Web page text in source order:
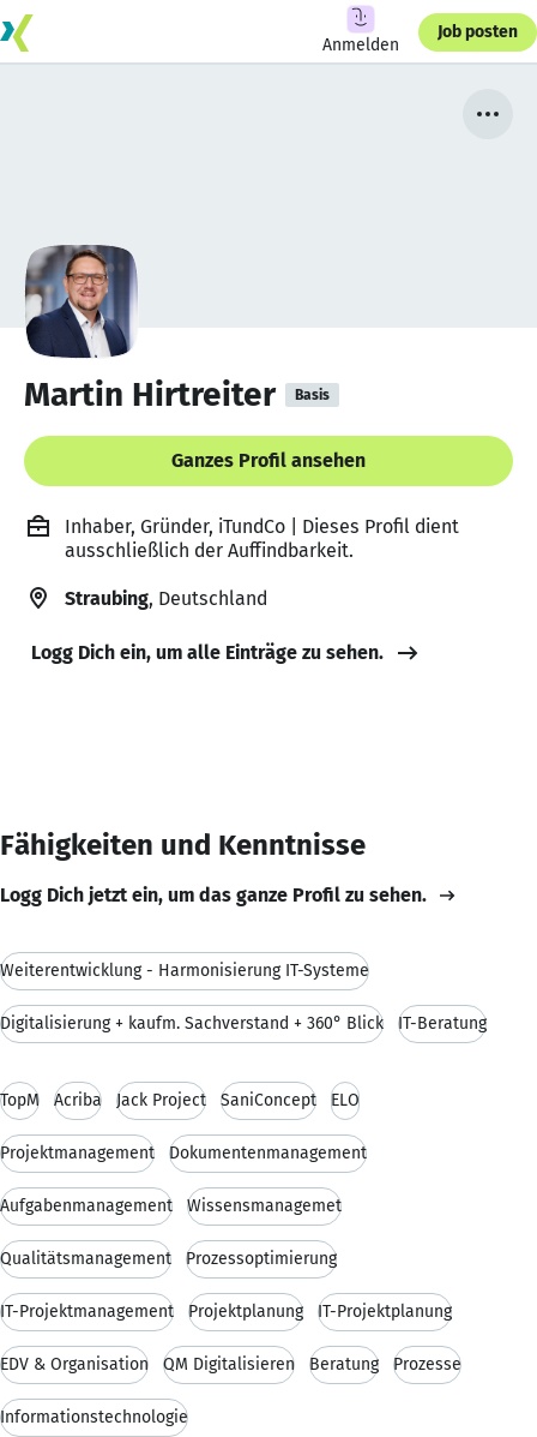
Anmelden
Job posten
Martin Hirtreiter Basis
Ganzes Profil ansehen
Inhaber, Gründer, iTundCo | Dieses Profil dient
ausschließlich der Auffindbarkeit.
Straubing, Deutschland
Logg Dich ein, um alle Einträge zu sehen.
Fähigkeiten und Kenntnisse
Logg Dich jetzt ein, um das ganze Profil zu sehen.
Weiterentwicklung - Harmonisierung IT-Systeme
Digitalisierung + kaufm. Sachverstand + 360° Blick IT-Beratung
TopM Acriba Jack Project SaniConcept ELO
Projektmanagement Dokumentenmanagement
Aufgabenmanagement Wissensmanagemet
Qualitätsmanagement Prozessoptimierung
IT-Projektmanagement Projektplanung IT-Projektplanung
EDV & Organisation QM Digitalisieren Beratung Prozesse
Informationstechnologie